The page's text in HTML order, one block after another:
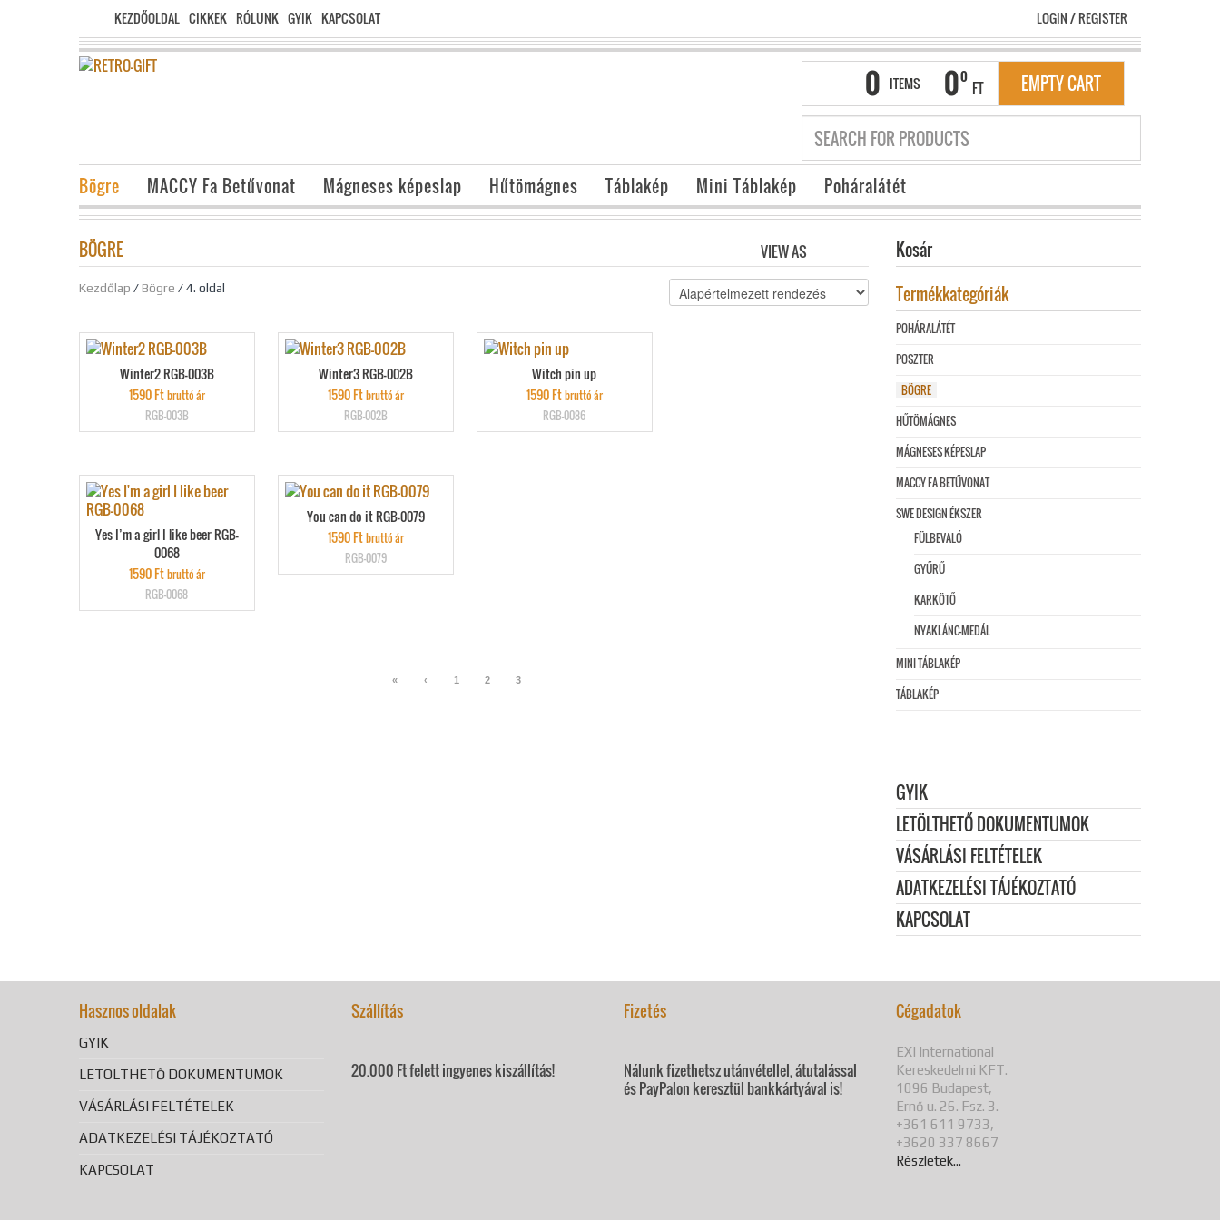
KEZDŐOLDAL CIKKEK RÓLUNK GYIK KAPCSOLAT LOGIN/REGISTER
0 ITEMS 00
FT EMPTY CART
Bögre MACCY Fa Betűvonat Mágneses képeslap Hűtömágnes Táblakép Mini Táblakép Poháralátét
BÖGRE VIEW AS
Kezdőlap /Bögre / 4. oldal
Winter2 RGB-003B
1590Ftbruttó ár
RGB-003B
Winter3 RGB-002B
1590Ftbruttó ár
RGB-002B
Witch pin up
1590Ftbruttó ár
RGB-0086
Yes I’m a girl I like beer RGB-
0068
1590Ftbruttó ár
RGB-0068
You can do it RGB-0079
1590Ftbruttó ár
RGB-0079
« ‹ 1 2 3
Kosár
Termékkategóriák
POHÁRALÁTÉT
POSZTER
BÖGRE
HŰTÖMÁGNES
MÁGNESES KÉPESLAP
MACCY FA BETŰVONAT
SWE DESIGN ÉKSZER
FÜLBEVALÓ
GYŰRŰ
KARKÖTŐ
NYAKLÁNC-MEDÁL
MINI TÁBLAKÉP
TÁBLAKÉP
GYIK
LETÖLTHETŐ DOKUMENTUMOK
VÁSÁRLÁSI FELTÉTELEK
ADATKEZELÉSI TÁJÉKOZTATÓ
KAPCSOLAT
Hasznos oldalak
GYIK
LETÖLTHETŐ DOKUMENTUMOK
VÁSÁRLÁSI FELTÉTELEK
ADATKEZELÉSI TÁJÉKOZTATÓ
KAPCSOLAT
Szállítás
20.000 Ft felett ingyenes kiszállítás!
Fizetés
Nálunk fizethetsz utánvétellel, átutalással
és PayPalon keresztül bankkártyával is!
Cégadatok
EXI International
Kereskedelmi KFT.
1096 Budapest,
Ernő u. 26. Fsz. 3.
+361 611 9733,
+3620 337 8667
Részletek...